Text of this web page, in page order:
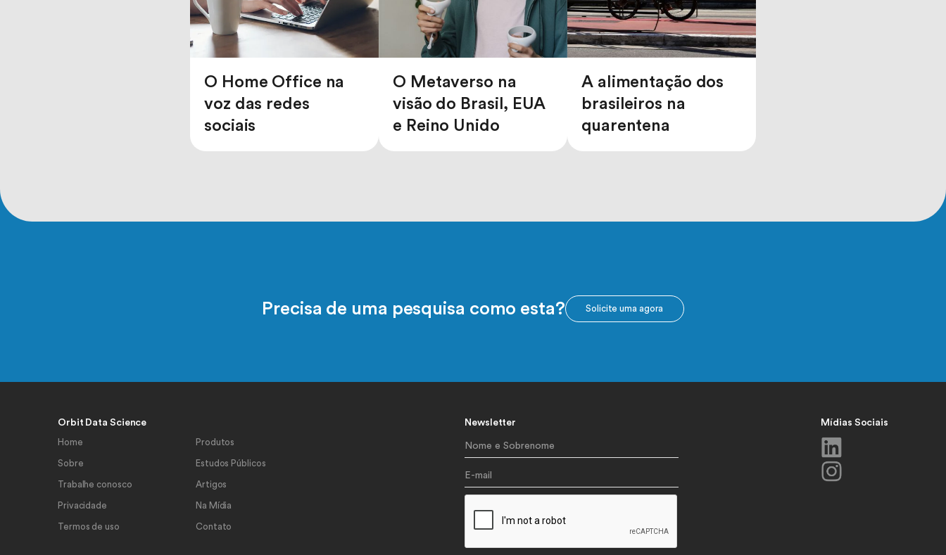
O Home Office na
voz das redes
sociais
O Metaverso na
visão do Brasil, EUA
e Reino Unido
A alimentação dos
brasileiros na
quarentena
Precisa de uma pesquisa como esta? Solicite uma agora
Orbit Data Science
Home Produtos
Sobre Estudos Públicos
Trabalhe conosco Artigos
Privacidade Na Mídia
Termos de uso Contato
Newsletter Mídias Sociais